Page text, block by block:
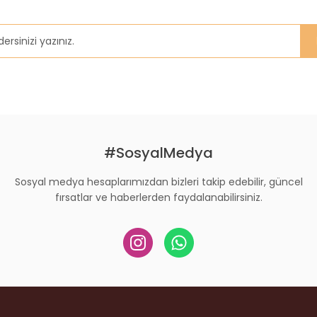
#SosyalMedya
Sosyal medya hesaplarımızdan bizleri takip edebilir, güncel
fırsatlar ve haberlerden faydalanabilirsiniz.